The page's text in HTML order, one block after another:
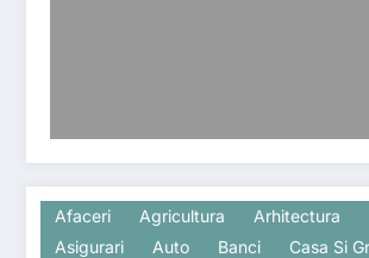
Afaceri Agricultura Arhitectura
Asigurari
Auto Banci
Casa Si